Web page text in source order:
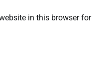
in this browser for